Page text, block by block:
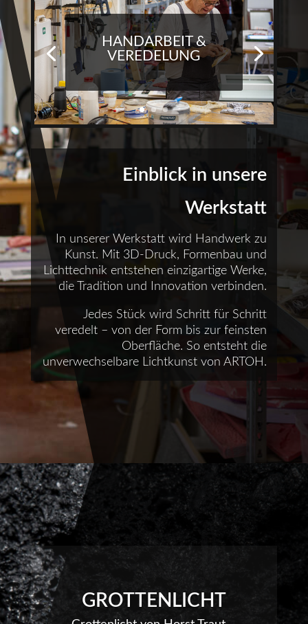
HANDARBEIT &
VEREDELUNG
Einblick in unsere
Werkstatt
In unserer Werkstatt wird Handwerk zu
Kunst. Mit 3D-Druck, Formenbau und
Lichttechnik entstehen einzigartige Werke,
die Tradition und Innovation verbinden.
Jedes Stück wird Schritt für Schritt
veredelt – von der Form bis zur feinsten
Oberfläche. So entsteht die
unverwechselbare Lichtkunst von ARTOH.
GROTTENLICHT